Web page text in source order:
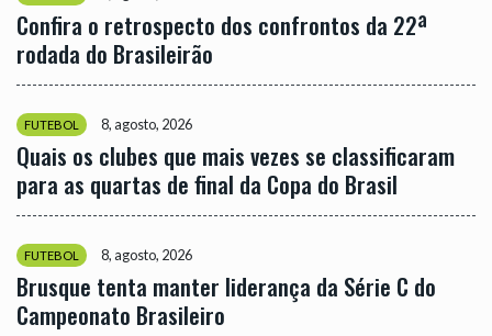
Confira o retrospecto dos confrontos da 22ª
rodada do Brasileirão
FUTEBOL 8, agosto, 2026
Quais os clubes que mais vezes se classificaram
para as quartas de final da Copa do Brasil
FUTEBOL 8, agosto, 2026
Brusque tenta manter liderança da Série C do
Campeonato Brasileiro